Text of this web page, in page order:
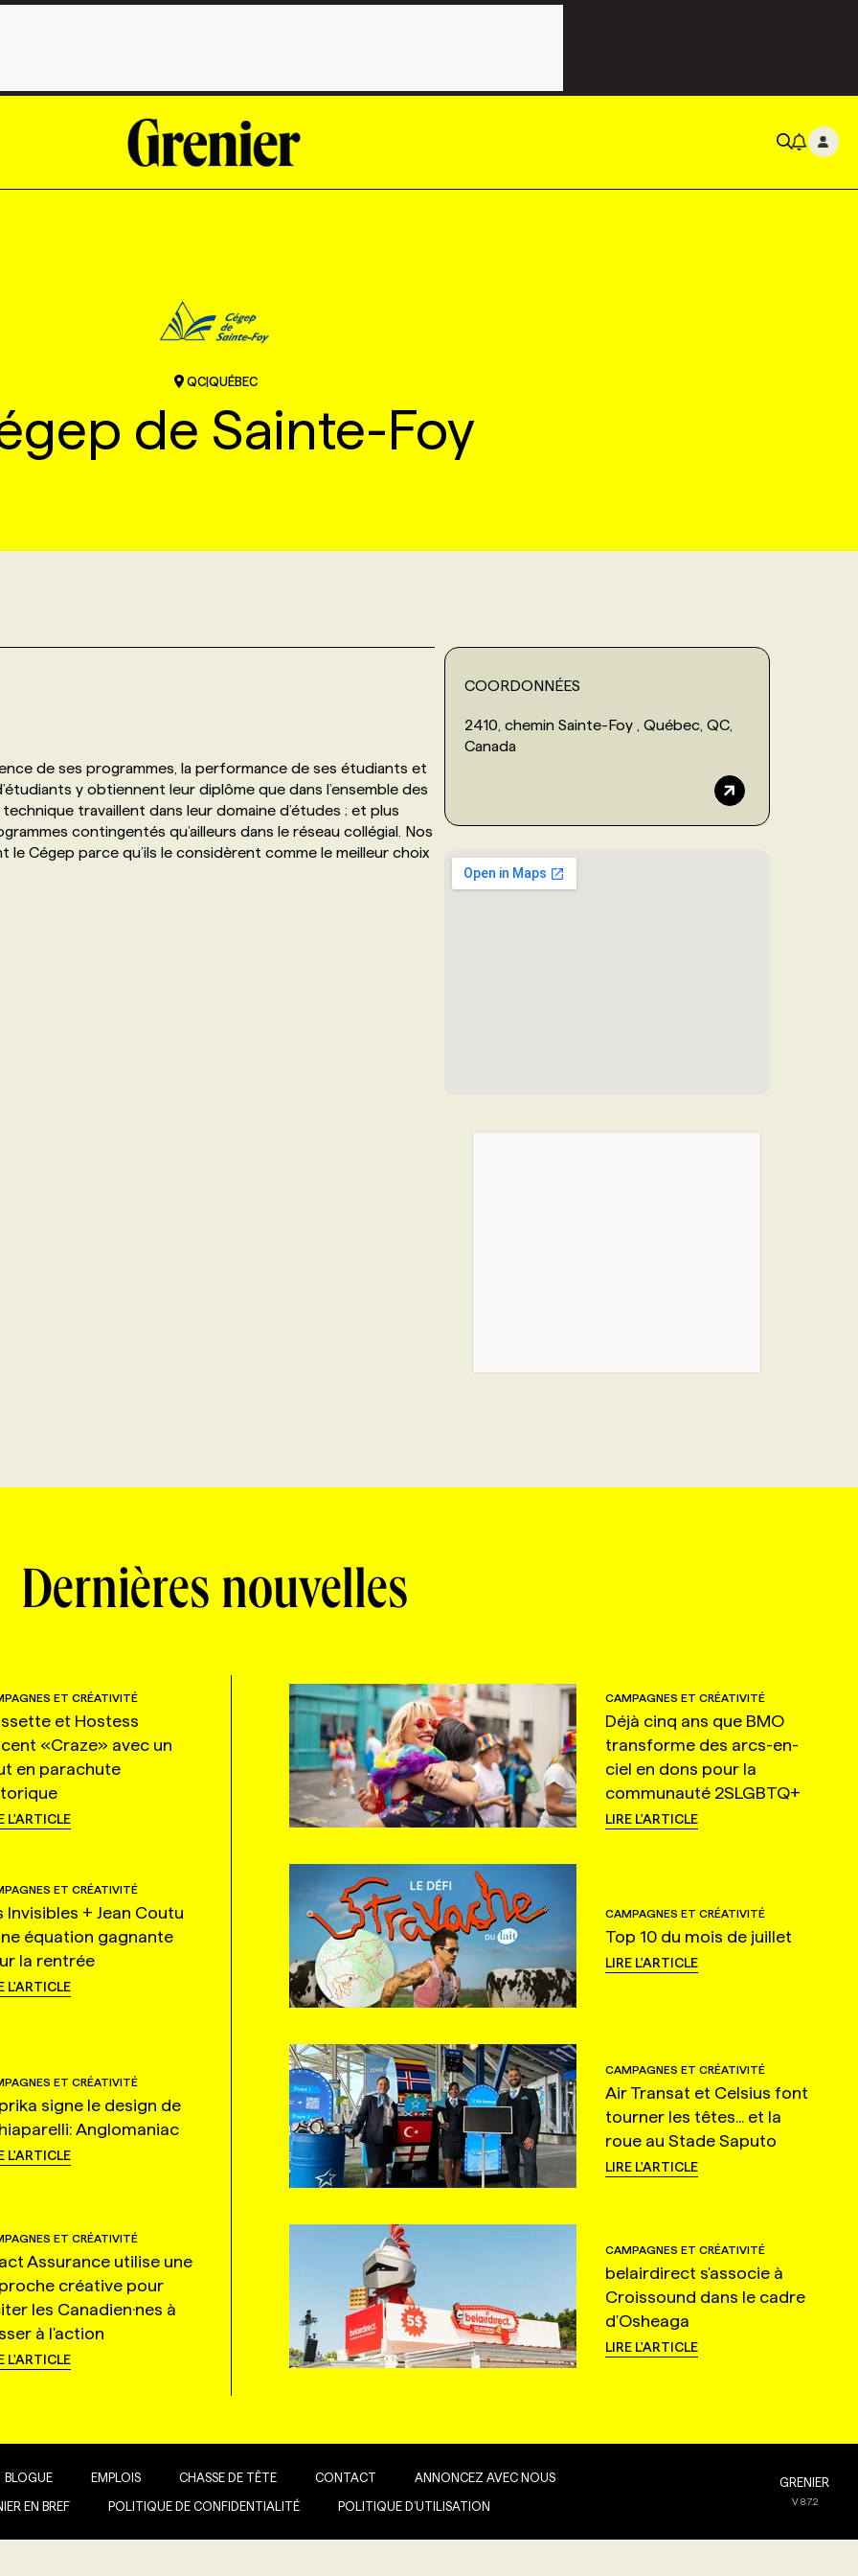
QC|QUÉBEC
de Sainte-Foy
de ses programmes, la performance de ses étudiants et
y obtiennent leur diplôme que dans l’ensemble des
travaillent dans leur domaine d’études ; et plus
contingentés qu’ailleurs dans le réseau collégial. Nos
Cégep parce qu’ils le considèrent comme le meilleur choix
COORDONNÉES
2410, chemin Sainte-Foy , Québec, QC,
Canada
Dernières nouvelles
ET CRÉATIVITÉ
et Hostess
«Craze» avec un
en parachute
L'ARTICLE
CAMPAGNES ET CRÉATIVITÉ
Déjà cinq ans que BMO
transforme des arcs-en-
ciel en dons pour la
communauté 2SLGBTQ+
LIRE L'ARTICLE
ET CRÉATIVITÉ
Invisibles + Jean Coutu
équation gagnante
la rentrée
L'ARTICLE
CAMPAGNES ET CRÉATIVITÉ
Top 10 du mois de juillet
LIRE L'ARTICLE
ET CRÉATIVITÉ
signe le design de
Anglomaniac
L'ARTICLE
CAMPAGNES ET CRÉATIVITÉ
Air Transat et Celsius font
tourner les têtes... et la
roue au Stade Saputo
LIRE L'ARTICLE
ET CRÉATIVITÉ
Assurance utilise une
créative pour
les Canadien·nes à
à l'action
L'ARTICLE
CAMPAGNES ET CRÉATIVITÉ
belairdirect s'associe à
Croissound dans le cadre
d'Osheaga
LIRE L'ARTICLE
BLOGUE EMPLOIS CHASSE DE TÊTE CONTACT ANNONCEZ AVEC NOUS
EN BREF POLITIQUE DE CONFIDENTIALITÉ POLITIQUE D’UTILISATION
GRENIER
V8.7.2